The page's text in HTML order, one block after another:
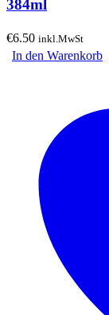
384ml
€6.50 inkl.MwSt
In den Warenkorb